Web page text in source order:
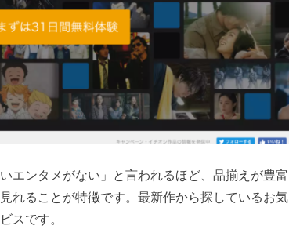
エンタメがない」と言われるほど、品揃えが豊富
れることが特徴です。最新作から探しているお気
スです。